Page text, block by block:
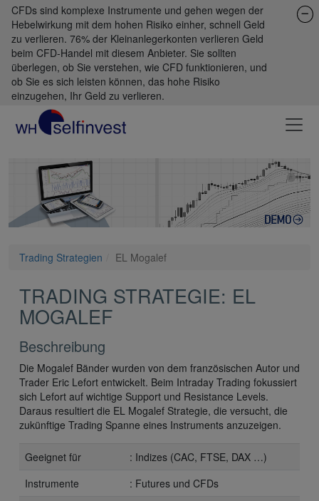
CFDs sind komplexe Instrumente und gehen wegen der
Hebelwirkung mit dem hohen Risiko einher, schnell Geld
zu verlieren. 76% der Kleinanlegerkonten verlieren Geld
beim CFD-Handel mit diesem Anbieter. Sie sollten
überlegen, ob Sie verstehen, wie CFD funktionieren, und
ob Sie es sich leisten können, das hohe Risiko
einzugehen, Ihr Geld zu verlieren.
Trading Strategien EL Mogalef
TRADING STRATEGIE: EL
MOGALEF
Beschreibung
Die Mogalef Bänder wurden von dem französischen Autor und
Trader Eric Lefort entwickelt. Beim Intraday Trading fokussiert
sich Lefort auf wichtige Support und Resistance Levels.
Daraus resultiert die EL Mogalef Strategie, die versucht, die
zukünftige Trading Spanne eines Instruments anzuzeigen.
Geeignet für
: Indizes (CAC, FTSE, DAX …)
Instrumente
: Futures und CFDs